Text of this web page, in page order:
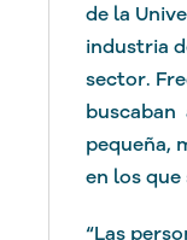
de la
industria
sector.
buscaban
pequeña,
en los que
“Las